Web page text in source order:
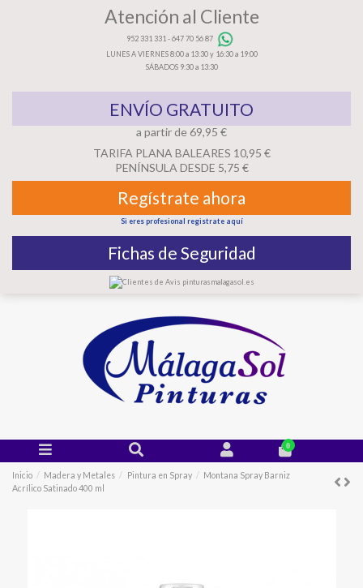
Atención al Cliente
952 331 331 -647 70 56 87
LUNES A VIERNES 8:00 a 13:30 y 16:30 a 19:00
SÁBADOS 9:30 a 13:30
ENVÍO GRATUITO
a partir de 69,95 €
TARIFA PLANA BALEARES 10,95 €
PENÍNSULA DESDE 5,75 €
Regístrate ahora
Si eres profesional registrate aquí
Fichas de Seguridad
0
Inicio Madera y Metales Pintura en Spray
Montana Spray Barniz
Acrílico Satinado 400 ml